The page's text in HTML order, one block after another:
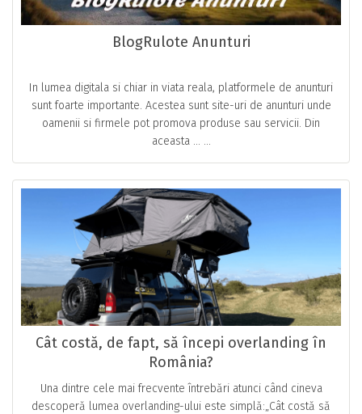
BlogRulote Anunturi
In lumea digitala si chiar in viata reala, platformele de anunturi
sunt foarte importante. Acestea sunt site-uri de anunturi unde
oamenii si firmele pot promova produse sau servicii. Din
aceasta … ...
Cât costă, de fapt, să începi overlanding în
România?
Una dintre cele mai frecvente întrebări atunci când cineva
descoperă lumea overlanding-ului este simplă:„Cât costă să